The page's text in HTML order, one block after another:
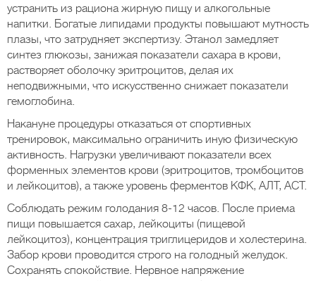
устранить из рациона жирную пищу и алкогольные
напитки. Богатые липидами продукты повышают мутность
плазы, что затрудняет экспертизу. Этанол замедляет
синтез глюкозы, занижая показатели сахара в крови,
растворяет оболочку эритроцитов, делая их
неподвижными, что искусственно снижает показатели
гемоглобина.
Накануне процедуры отказаться от спортивных
тренировок, максимально ограничить иную физическую
активность. Нагрузки увеличивают показатели всех
форменных элементов крови (эритроцитов, тромбоцитов
и лейкоцитов), а также уровень ферментов КФК, АЛТ, АСТ.
Соблюдать режим голодания 8-12 часов. После приема
пищи повышается сахар, лейкоциты (пищевой
лейкоцитоз), концентрация триглицеридов и холестерина.
Забор крови проводится строго на голодный желудок.
Сохранять спокойствие. Нервное напряжение